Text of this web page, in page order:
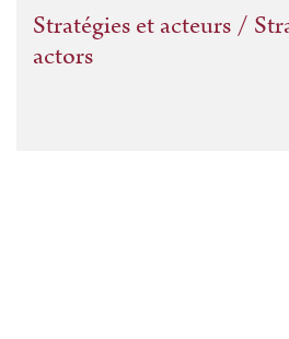
Stratégies et acteurs /
actors